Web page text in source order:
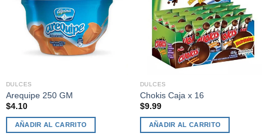
DULCES
Arequipe 250 GM
$4.10
AÑADIR AL CARRITO
DULCES
Chokis Caja x 16
$9.99
AÑADIR AL CARRITO